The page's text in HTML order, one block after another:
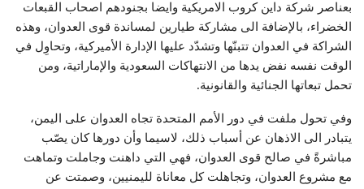
بعناصر شركة داين كروب الامريكية وايضا بجنودهم اصحاب القبعات
الخضراء، بالإضافة الى مشاركة طيارين لمساندة قوى العدوان، وهذه
الشراكة في العدوان تتبنّها وتشدّد عليها الإدارة الأميركية، وتحاوِل في
الوقت نفسه نفض يدها من الانتهاكات السعودية والإماراتية، ومن
تحمل تبعاتها الجنائية والقانونية.
وفي تحول ملفت في دور الأمم المتحدة تجاه العدوان على اليمن،
يتبادر الى الاذهان عن أسباب ذلك، لاسيما وأن دورها كان يصّب
مباشرةً في صالح قوى العدوان، فهي التي داهنت وجاملت وتماهت
مع مشروع العدوان، وتجاهلت كل معاناة لليمنيين، وصمتت عن